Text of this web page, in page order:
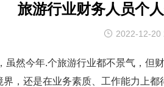
旅游行业财务人员个
2022-12-20
然今年.个旅游行业都不景气，但
界，还是在业务素质、工作能力上